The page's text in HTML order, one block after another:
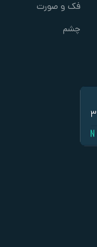
فک و صورت
چشم